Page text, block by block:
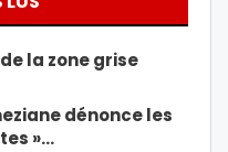
la zone grise
dénonce les
»…